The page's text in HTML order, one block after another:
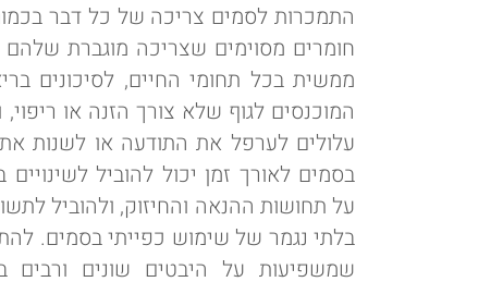
התמכרות לסמים צריכה של כל דבר
חומרים מסוימים שצריכה מוגברת שלהם
ממשית בכל תחומי החיים, לסיכונים
המוכנסים לגוף שלא צורך הזנה או
עלולים לערפל את התודעה או לשנות
בסמים לאורך זמן יכול להוביל
על תחושות ההנאה והחיזוק, ולהוביל
בלתי נגמר של שימוש כפייתי בסמים.
שמשפיעות על היבטים שונים ורבים